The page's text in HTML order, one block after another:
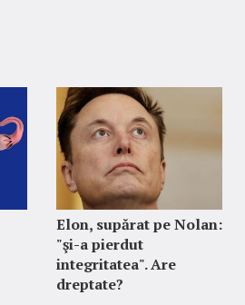
Elon, supărat pe Nolan:
"şi-a pierdut
integritatea". Are
dreptate?